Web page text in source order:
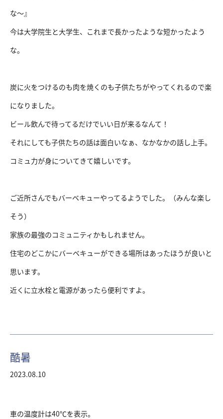
な〜』
今は大学院生と大学生、これまで長かったような短かったよう
な。
炭に火をつけるのも肉を焼くのも子供たちがやってくれるので楽
になりました。
ビール飲んで待ってるだけでいい日が来るなんて！
それにしても子供たちの話は面白いなぁ、なかなかの話し上手。
コミュ力が身についてきて嬉しいです。
ご近所さんでもバーベキューやってるようでした。（みんな楽し
そう）
家族の最強のコミュニティかもしれません。
住宅のどこかにバーベキューができる場所はあったほうが良いと
思います。
近くに立水栓と電源があったら便利ですよ。
酷暑
2023.08.10
車の温度計は40℃を表示。